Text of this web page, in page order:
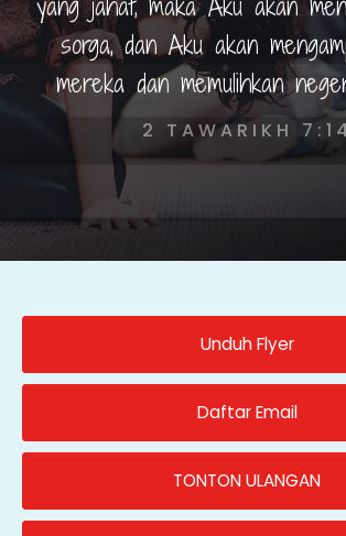
sorga, dan Aku akan
mereka dan memulihkan
2 TAWARIKH 7:14
Unduh Flyer
Daftar Email
TONTON ULANGAN